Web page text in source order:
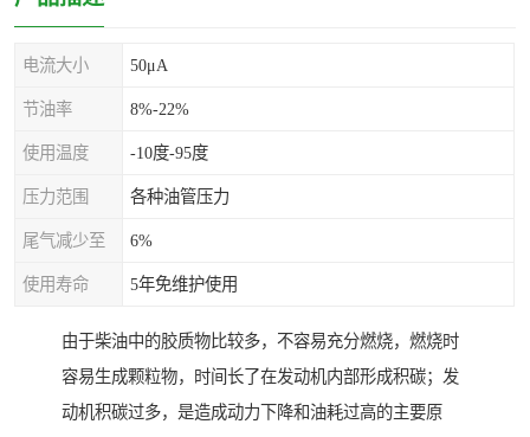
电流大小 50μA
节油率 8%-22%
使用温度 -10度-95度
压力范围 各种油管压力
尾气减少至 6%
使用寿命 5年免维护使用
由于柴油中的胶质物比较多，不容易充分燃烧，燃烧时
容易生成颗粒物，时间长了在发动机内部形成积碳；发
动机积碳过多，是造成动力下降和油耗过高的主要原